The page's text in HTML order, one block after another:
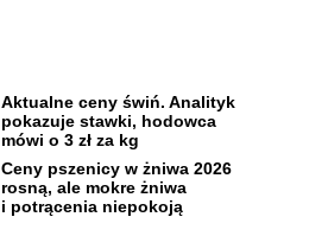
Aktualne ceny świń. Analityk
pokazuje stawki, hodowca
mówi o 3 zł za kg
Ceny pszenicy w żniwa 2026
rosną, ale mokre żniwa
i potrącenia niepokoją